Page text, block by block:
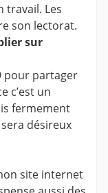
travail. Les
son lectorat.
sur
pour partager
c’est un
fermement
désireux
site internet